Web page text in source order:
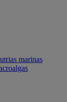
marinas